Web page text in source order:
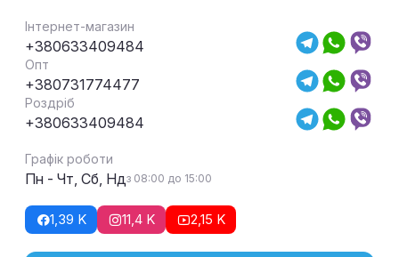
Інтернет-магазин
+380633409484
Опт
+380731774477
Роздріб
+380633409484
Графік роботи
Пн - Чт, Сб, Ндз 08:00 до 15:00
1,39 K 11,4 K 2,15 K